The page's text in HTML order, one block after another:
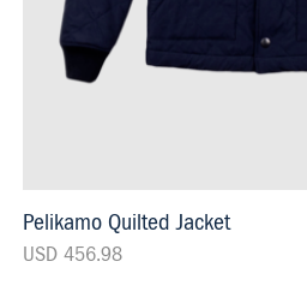
Pelikamo Quilted Jacket
USD 456.98